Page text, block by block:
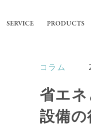
SERVICE
-
-
業
PRODUCTS
会
コラム
省エ
設備の